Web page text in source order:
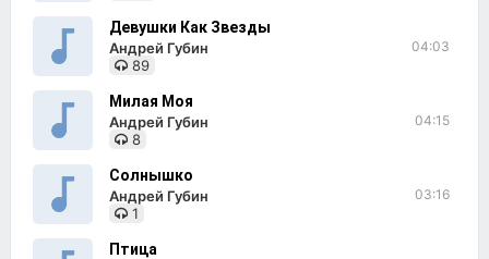
Девушки Как Звезды
Андрей Губин
89
04:03
Милая Моя
Андрей Губин
8
04:15
Солнышко
Андрей Губин
1
03:16
Птица